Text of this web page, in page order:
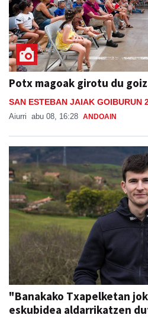
Potx magoak girotu du
SAN ESTEBAN JAIAK GOIBURUN
Aiurri abu 08, 16:28 ANDOAIN
"Banakako Txapelketan
eskubidea aldarrikatzen